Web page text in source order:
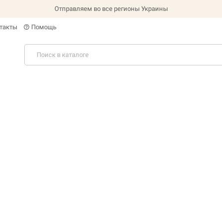
Отправляем во все регионы Украины
help_outline Помощь